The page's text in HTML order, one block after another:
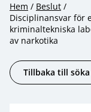
Hem
Beslut
Disciplinansvar för
kriminaltekniska
av narkotika
Tillbaka till